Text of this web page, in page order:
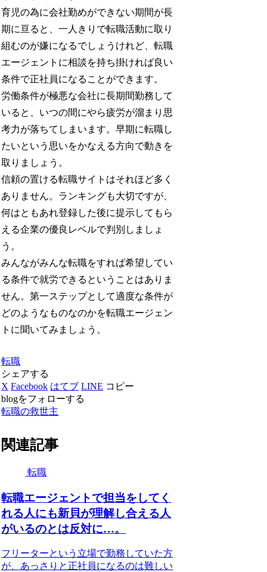
育児の為に会社勤めができない期間が長
期に亘ると、一人きりで転職活動に取り
組むのが嫌になるでしょうけれど、転職
エージェントに相談を持ち掛ければ良い
条件で正社員になることができます。
労働条件が極悪な会社に長期間勤務して
いると、いつの間にやら疲労が溜まり思
考力が落ちてしまいます。早期に転職し
たいという思いをかなえる方向で動きを
取りましょう。
信頼の置ける転職サイトはそれほど多く
ありません。ランキングも大切ですが、
何はともあれ登録した後に提示してもら
える企業の優良レベルで判別しましょ
う。
みんながみんな転職をすれば希望してい
る条件で就労できるということはありま
せん。第一ステップとして適度な条件が
どのようなものなのかを転職エージェン
トに聞いてみましょう。
転職
シェアする
X Facebook はてブ LINE コピー
blogをフォローする
転職の救世主
関連記事
転職
転職エージェントで担当をしてく
れる人にも新貝が理解し合える人
がいるのとは反対に…。
フリーターという立場で勤務していた方
が、あっさりと正社員になるのは難しい